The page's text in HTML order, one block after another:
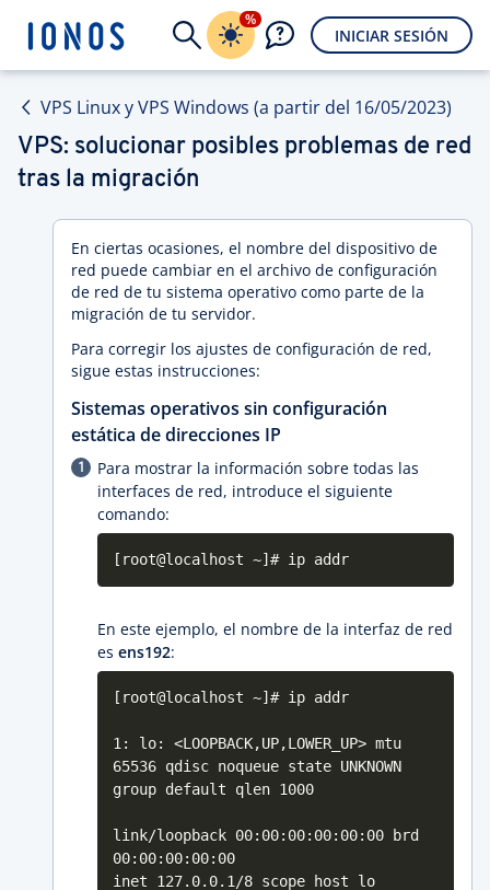
%
INICIAR SESIÓN
VPS Linux y VPS Windows (a partir del 16/05/2023)
VPS: solucionar posibles problemas de red
tras la migración
En ciertas ocasiones, el nombre del dispositivo de
red puede cambiar en el archivo de configuración
de red de tu sistema operativo como parte de la
migración de tu servidor.
Para corregir los ajustes de configuración de red,
sigue estas instrucciones:
Sistemas operativos sin configuración
estática de direcciones IP
Para mostrar la información sobre todas las
interfaces de red, introduce el siguiente
comando:
[root@localhost ~]# ip addr
En este ejemplo, el nombre de la interfaz de red
es ens192:
[root@localhost ~]# ip addr
1: lo: <LOOPBACK,UP,LOWER_UP> mtu
65536 qdisc noqueue state UNKNOWN
group default qlen 1000
link/loopback 00:00:00:00:00:00 brd
00:00:00:00:00
inet 127.0.0.1/8 scope host lo